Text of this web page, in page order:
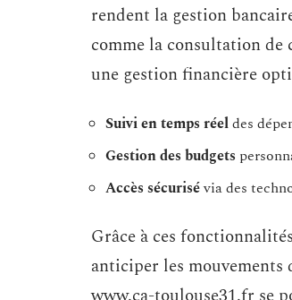
rendent la gestion
comme la consultation
une gestion financière
Suivi en temps réeldes
Gestion des budgets
Accès sécurisévia des
Grâce à ces
anticiper les mouvements